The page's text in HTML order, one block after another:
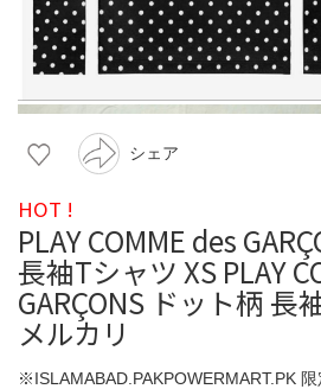
シェア
HOT !
PLAY COMME des
長袖Tシャツ XS PLAY
GARÇONS ドット柄 長
メルカリ
※ISLAMABAD.PAKPOWERMART.PK